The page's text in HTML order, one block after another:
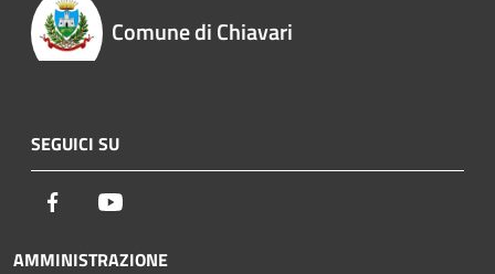
Comune di Chiavari
SEGUICI SU
Facebook
AMMINISTRAZIONE